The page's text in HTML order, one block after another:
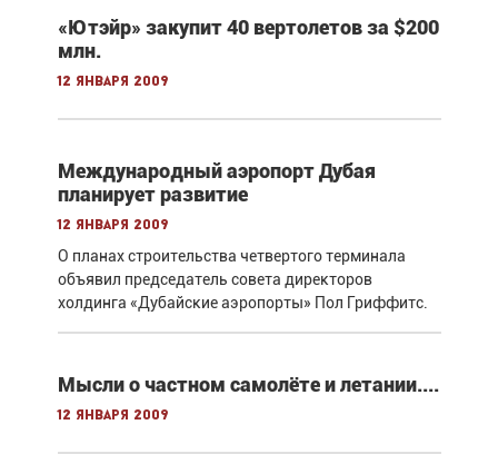
«Ютэйр» закупит 40 вертолетов за $200
млн.
12 января 2009
Международный аэропорт Дубая
планирует развитие
12 января 2009
О планах строительства четвертого терминала
объявил председатель совета директоров
холдинга «Дубайские аэропорты» Пол Гриффитс.
Мысли о частном самолёте и летании....
12 января 2009